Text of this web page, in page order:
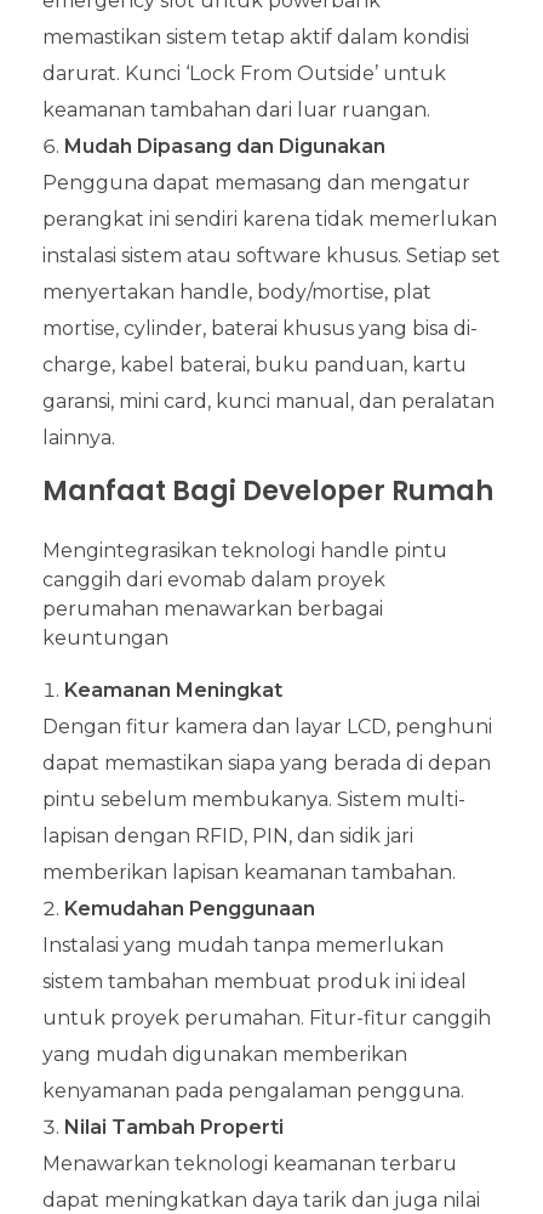
memastikan sistem tetap aktif dalam kondisi
darurat. Kunci ‘Lock From Outside’ untuk
keamanan tambahan dari luar ruangan.
Mudah Dipasang dan Digunakan
Pengguna dapat memasang dan mengatur
perangkat ini sendiri karena tidak memerlukan
instalasi sistem atau software khusus. Setiap set
menyertakan handle, body/mortise, plat
mortise, cylinder, baterai khusus yang bisa di-
charge, kabel baterai, buku panduan, kartu
garansi, mini card, kunci manual, dan peralatan
lainnya.
Manfaat Bagi Developer Rumah
Mengintegrasikan teknologi handle pintu
canggih dari evomab dalam proyek
perumahan menawarkan berbagai
keuntungan
Keamanan Meningkat
Dengan fitur kamera dan layar LCD, penghuni
dapat memastikan siapa yang berada di depan
pintu sebelum membukanya. Sistem multi-
lapisan dengan RFID, PIN, dan sidik jari
memberikan lapisan keamanan tambahan.
Kemudahan Penggunaan
Instalasi yang mudah tanpa memerlukan
sistem tambahan membuat produk ini ideal
untuk proyek perumahan. Fitur-fitur canggih
yang mudah digunakan memberikan
kenyamanan pada pengalaman pengguna.
Nilai Tambah Properti
Menawarkan teknologi keamanan terbaru
dapat meningkatkan daya tarik dan juga nilai